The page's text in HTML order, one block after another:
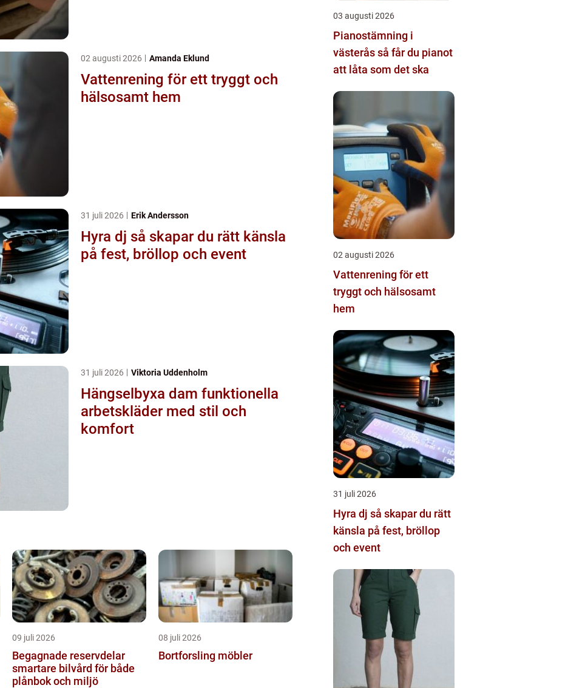
02 augusti 2026 Amanda Eklund
Vattenrening för ett tryggt och
hälsosamt hem
31 juli 2026 Erik Andersson
Hyra dj så skapar du rätt känsla
på fest, bröllop och event
31 juli 2026 Viktoria Uddenholm
Hängselbyxa dam funktionella
arbetskläder med stil och
komfort
09 juli 2026
Begagnade reservdelar
smartare bilvård för både
plånbok och miljö
08 juli 2026
Bortforsling möbler
03 augusti 2026
Pianostämning i
västerås så får du pianot
att låta som det ska
02 augusti 2026
Vattenrening för ett
tryggt och hälsosamt
hem
31 juli 2026
Hyra dj så skapar du rätt
känsla på fest, bröllop
och event